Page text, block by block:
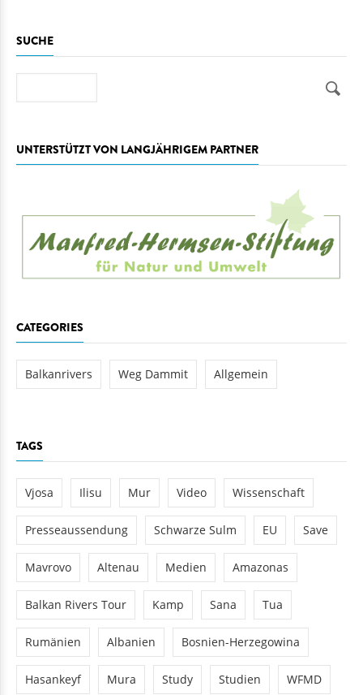
SUCHE
UNTERSTÜTZT VON LANGJÄHRIGEM PARTNER
CATEGORIES
Balkanrivers Weg Dammit Allgemein
TAGS
Vjosa Ilisu Mur Video Wissenschaft
Presseaussendung Schwarze Sulm EU Save
Mavrovo Altenau Medien Amazonas
Balkan Rivers Tour Kamp Sana Tua
Rumänien Albanien Bosnien-Herzegowina
Hasankeyf Mura Study Studien WFMD